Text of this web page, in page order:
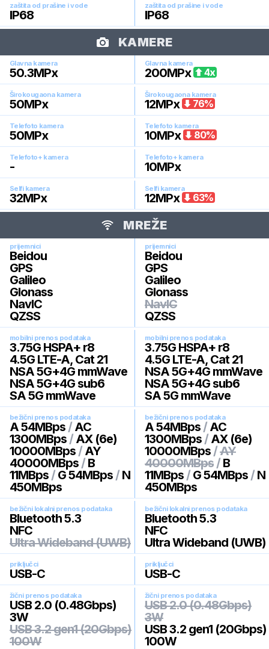
zaštita od prašine i vode
IP68
zaštita od prašine i vode
IP68
KAMERE
Glavna kamera
50.3MPx
Glavna kamera
200MPx 4x
Širokougaona kamera
50MPx
Širokougaona kamera
12MPx 76%
Telefoto kamera
50MPx
Telefoto kamera
10MPx 80%
Telefoto+ kamera
-
Telefoto+ kamera
10MPx
Selfi kamera
32MPx
Selfi kamera
12MPx 63%
MREŽE
prijemnici
Beidou
GPS
Galileo
Glonass
NavIC
QZSS
prijemnici
Beidou
GPS
Galileo
Glonass
NavIC
QZSS
mobilni prenos podataka
3.75G HSPA+ r8
4.5G LTE-A, Cat 21
NSA 5G+4G mmWave
NSA 5G+4G sub6
SA 5G mmWave
mobilni prenos podataka
3.75G HSPA+ r8
4.5G LTE-A, Cat 21
NSA 5G+4G mmWave
NSA 5G+4G sub6
SA 5G mmWave
bežični prenos podataka
A 54MBps / AC
1300MBps / AX (6e)
10000MBps / AY
40000MBps / B
11MBps / G 54MBps / N
450MBps
bežični prenos podataka
A 54MBps / AC
1300MBps / AX (6e)
10000MBps /AY
40000MBps / B
11MBps / G 54MBps / N
450MBps
bežični lokalni prenos podataka
Bluetooth 5.3
NFC
Ultra Wideband (UWB)
bežični lokalni prenos podataka
Bluetooth 5.3
NFC
Ultra Wideband (UWB)
priključci
USB-C
priključci
USB-C
žični prenos podataka
USB 2.0 (0.48Gbps)
3W
USB 3.2 gen1 (20Gbps)
100W
žični prenos podataka
USB 2.0 (0.48Gbps)
3W
USB 3.2 gen1 (20Gbps)
100W